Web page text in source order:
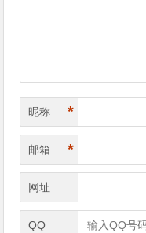
昵称 *
邮箱 *
网址
QQ